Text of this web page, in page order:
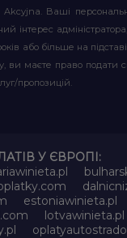
Ваші
інтерес
або більше на
маєте право подати
пропозицій.
У ЄВРОПІ:
estoniawinieta.pl
lotvawinieta.pl